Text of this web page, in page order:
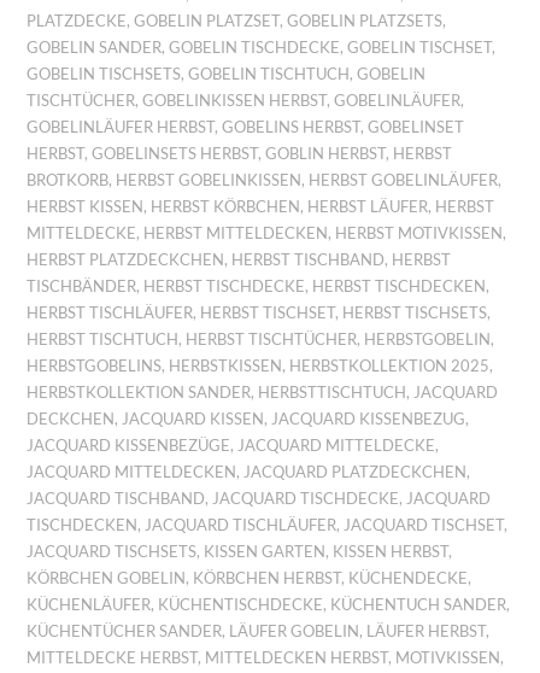
PLATZDECKE,GOBELIN PLATZSET,GOBELIN PLATZSETS,
GOBELIN SANDER,GOBELIN TISCHDECKE,GOBELIN TISCHSET,
GOBELIN TISCHSETS,GOBELIN TISCHTUCH,GOBELIN
TISCHTÜCHER,GOBELINKISSEN HERBST,GOBELINLÄUFER,
GOBELINLÄUFER HERBST,GOBELINS HERBST,GOBELINSET
HERBST,GOBELINSETS HERBST,GOBLIN HERBST, HERBST
BROTKORB, HERBST GOBELINKISSEN, HERBST GOBELINLÄUFER,
HERBST KISSEN, HERBST KÖRBCHEN, HERBST LÄUFER, HERBST
MITTELDECKE, HERBST MITTELDECKEN, HERBST MOTIVKISSEN,
HERBST PLATZDECKCHEN, HERBST TISCHBAND, HERBST
TISCHBÄNDER, HERBST TISCHDECKE, HERBST TISCHDECKEN,
HERBST TISCHLÄUFER, HERBST TISCHSET, HERBST TISCHSETS,
HERBST TISCHTUCH, HERBST TISCHTÜCHER, HERBSTGOBELIN,
HERBSTGOBELINS, HERBSTKISSEN, HERBSTKOLLEKTION 2025,
HERBSTKOLLEKTION SANDER, HERBSTTISCHTUCH, JACQUARD
DECKCHEN, JACQUARD KISSEN, JACQUARD KISSENBEZUG,
JACQUARD KISSENBEZÜGE, JACQUARD MITTELDECKE,
JACQUARD MITTELDECKEN, JACQUARD PLATZDECKCHEN,
JACQUARD TISCHBAND, JACQUARD TISCHDECKE, JACQUARD
TISCHDECKEN, JACQUARD TISCHLÄUFER, JACQUARD TISCHSET,
JACQUARD TISCHSETS, KISSEN GARTEN, KISSEN HERBST,
KÖRBCHEN GOBELIN, KÖRBCHEN HERBST, KÜCHENDECKE,
KÜCHENLÄUFER, KÜCHENTISCHDECKE, KÜCHENTUCH SANDER,
KÜCHENTÜCHER SANDER, LÄUFER GOBELIN, LÄUFER HERBST,
MITTELDECKE HERBST, MITTELDECKEN HERBST, MOTIVKISSEN,